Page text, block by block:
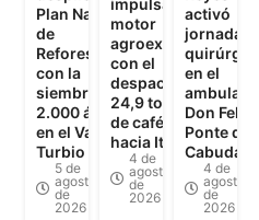
Plan Nacional
de
Reforestación
con la
siembra de
2.000 árboles
en el Valle del
Turbio
5 de
agosto
de
2026
impulsa el
motor
agroexportador
con el
despacho de
24,9 toneladas
de café verde
hacia Italia
4 de
agosto
de
2026
activó
jornadas
en el
Don
Ponte de
Cabudare
4 de
agosto
de
2026